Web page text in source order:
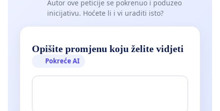
Autor ove peticije se pokrenuo i poduzeo
inicijativu. Hoćete li i vi uraditi isto?
Opišite promjenu koju želite vidjeti
Pokreće AI